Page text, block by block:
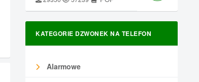
KATEGORIE DZWONEK NA TELEFON
Alarmowe